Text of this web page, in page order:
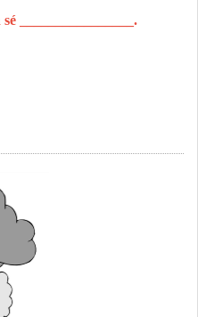
________________.